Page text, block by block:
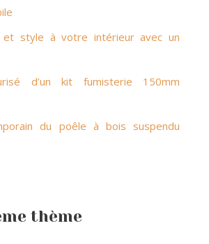
et style à votre intérieur avec un
d’un kit fumisterie 150mm
du poêle à bois suspendu
thème